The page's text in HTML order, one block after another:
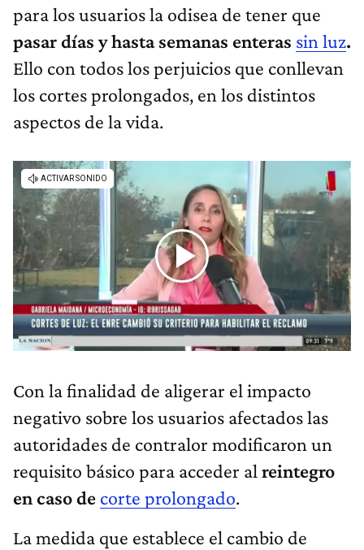
para los usuarios la odisea de tener que
pasar días y hasta semanas enteras sin luz.
Ello con todos los perjuicios que conllevan
los cortes prolongados, en los distintos
aspectos de la vida.
Con la finalidad de aligerar el impacto
negativo sobre los usuarios afectados las
autoridades de contralor modificaron un
requisito básico para acceder al reintegro
en caso de corte prolongado.
La medida que establece el cambio de